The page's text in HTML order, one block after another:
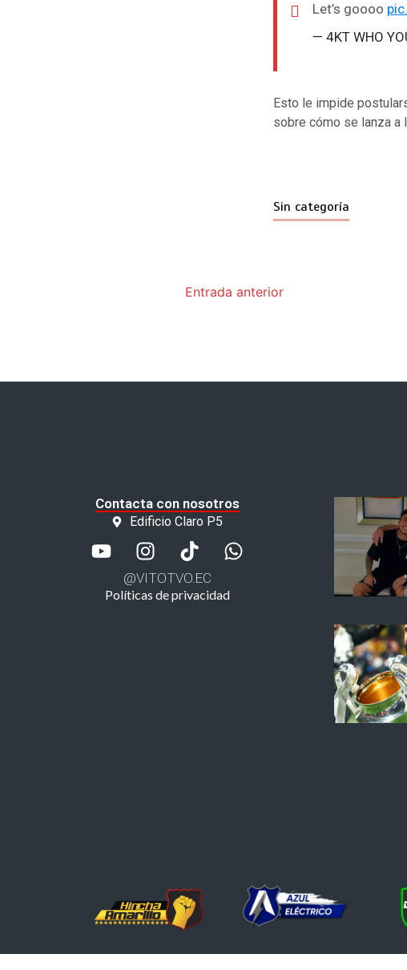
Let’s goooo
— 4KT WHO
Esto le impide
sobre cómo se lanza a
Sin categoría
Entrada anterior
Contacta con nosotros
Edificio Claro P5
@VITOTVO.EC
Políticas de privacidad